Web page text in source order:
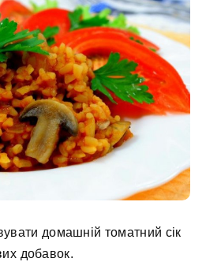
домашній томатний сік
добавок.